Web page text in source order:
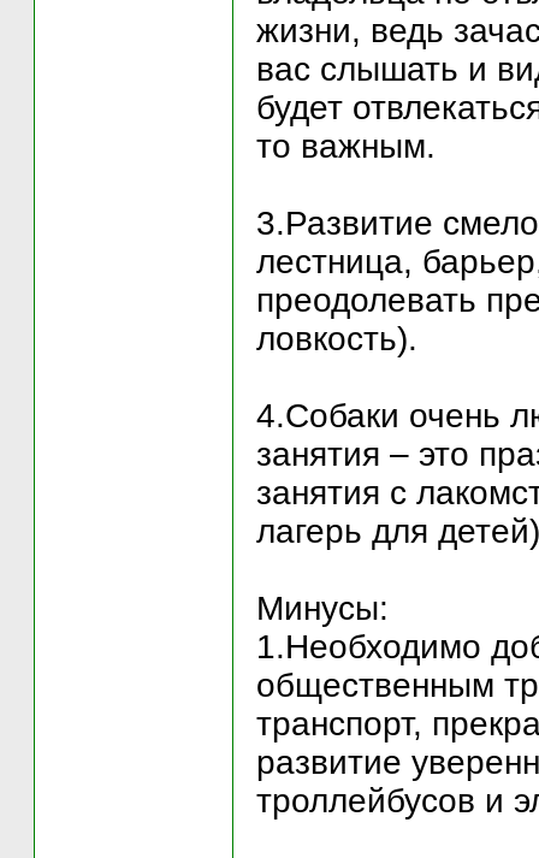
жизни, ведь
вас слышать и
будет
то важным.
3.Развитие
лестница,
преодолевать
ловкость).
4.Собаки очень
занятия – это
занятия с
лагерь для
Минусы:
1.Необходимо
общественным
транспорт,
развитие
троллейбусов и